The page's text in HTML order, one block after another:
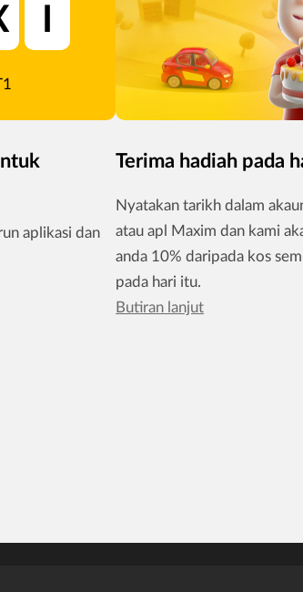
aplikasi dan
Terima hadiah pada
Nyatakan tarikh dalam
atau apl Maxim dan kami
anda 10% daripada kos
pada hari itu.
Butiran lanjut